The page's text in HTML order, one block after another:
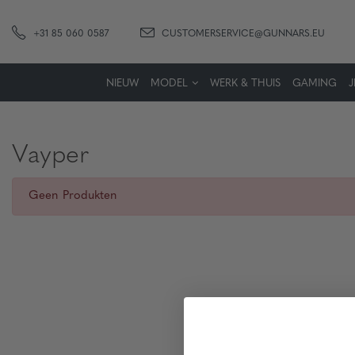
+31 85 060 0587 CUSTOMERSERVICE@GUNNARS.EU
NIEUW MODEL WERK & THUIS GAMING
Vayper
Geen Produkten